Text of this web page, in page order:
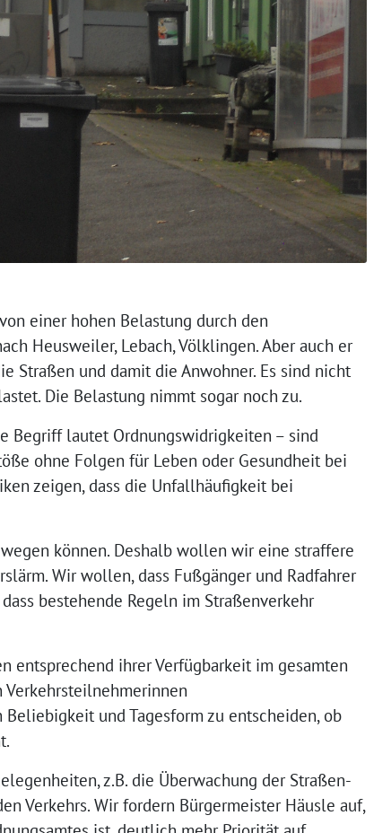
einer hohen Belastung durch den
Heusweiler, Lebach, Völklingen. Aber auch er
Straßen und damit die Anwohner. Es sind nicht
Die Belastung nimmt sogar noch zu.
Begriff lautet Ordnungswidrigkeiten – sind
ohne Folgen für Leben oder Gesundheit bei
zeigen, dass die Unfallhäufigkeit bei
können. Deshalb wollen wir eine straffere
Wir wollen, dass Fußgänger und Radfahrer
bestehende Regeln im Straßenverkehr
entsprechend ihrer Verfügbarkeit im gesamten
und Tagesform zu entscheiden, ob
z.B. die Überwachung der Straßen-
Verkehrs. Wir fordern Bürgermeister Häusle auf,